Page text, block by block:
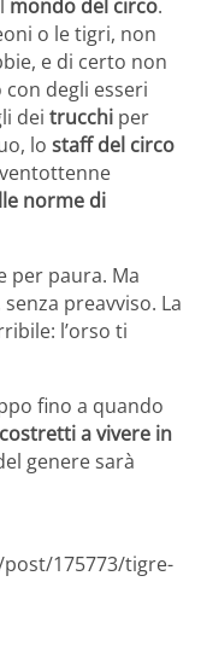
mondo del circo.
o le tigri, non
e di certo non
degli esseri
dei trucchi per
lo staff del circo
norme di
per paura. Ma
preavviso. La
l’orso ti
fino a quando
costretti a vivere in
genere sarà
175773/tigre-